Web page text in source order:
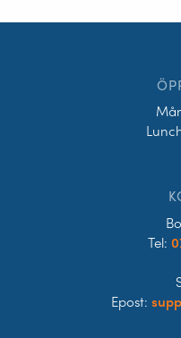
Tel:
Epost: